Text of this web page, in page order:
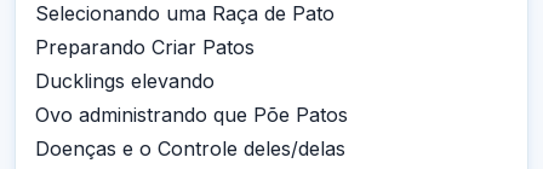
Selecionando uma Raça de Pato
Preparando Criar Patos
Ducklings elevando
Ovo administrando que Põe Patos
Doenças e o Controle deles/delas